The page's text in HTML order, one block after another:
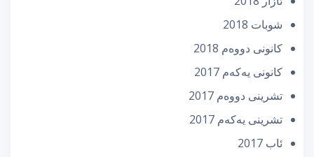
شوبات 2018
كانونی دووه‌م 2018
كانونی یه‌كه‌م 2017
تشرینی دووه‌م 2017
تشرینی یه‌كه‌م 2017
ئاب 2017